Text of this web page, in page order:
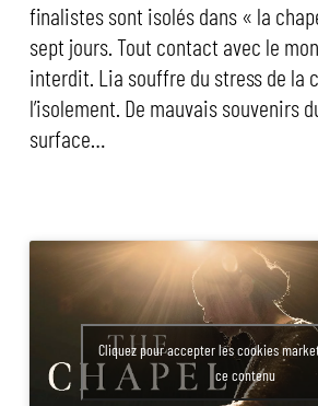
finalistes sont isolés dans « la
sept jours. Tout contact avec le
interdit. Lia souffre du stress de la
l’isolement. De mauvais souvenirs
surface…
Cliquez pour accepter les cookies
ce contenu